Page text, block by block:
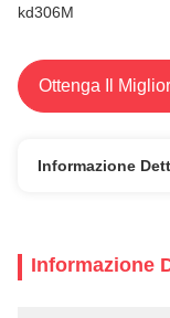
kd306M
Ottenga Il
Informazione
Informazione